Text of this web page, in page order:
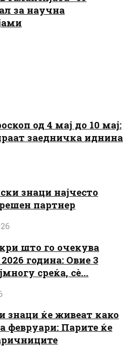
за научна
од 4 мај до 10 мај:
заедничка иднина
знаци најчесто
партнер
што го очекува
година: Овие 3
среќа, сè...
знаци ќе живеат како
февруари: Парите ќе